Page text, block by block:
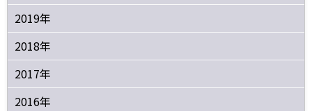
2019年
2018年
2017年
2016年